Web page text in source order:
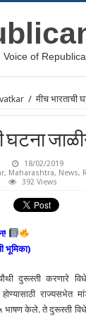
Voice of
/ मीच भारताची
घटना
18/02/2019
, Maharashtra, News,
392 Views
भूमिका)
चौथी दुरूस्ती
राज्यसभेत
भाषण केले. ते दुरूस्ती